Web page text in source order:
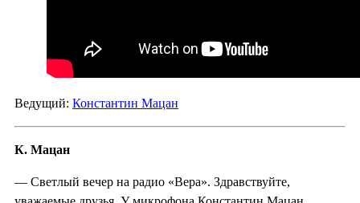
Ведущий: Константин Мацан
К. Мацан
— Светлый вечер на радио «Вера». Здравствуйте,